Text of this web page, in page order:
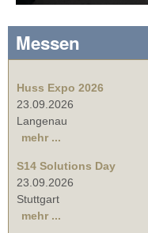
Messen
Huss Expo 2026
23.09.2026
Langenau
mehr ...
S14 Solutions Day
23.09.2026
Stuttgart
mehr ...